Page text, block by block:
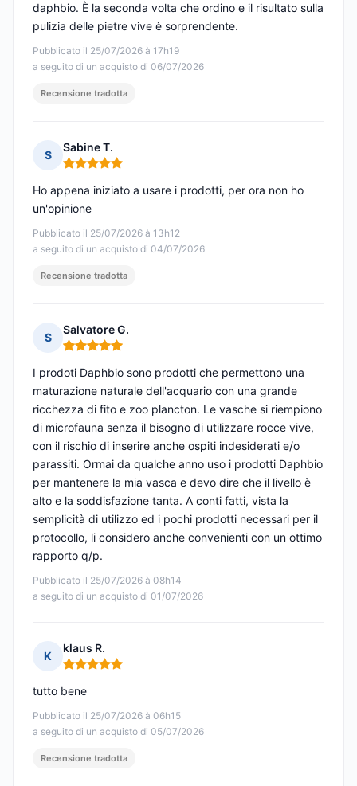
Pubblicato il 25/07/2026 à 17h19
a seguito di un acquisto di 06/07/2026
daphbio. È la seconda volta che ordino e il risultato sulla
pulizia delle pietre vive è sorprendente.
Recensione tradotta
S
Sabine T.
Nota: 5 su 5
Pubblicato il 25/07/2026 à 13h12
a seguito di un acquisto di 04/07/2026
Ho appena iniziato a usare i prodotti, per ora non ho
un'opinione
Recensione tradotta
S
Salvatore G.
Nota: 5 su 5
Pubblicato il 25/07/2026 à 08h14
a seguito di un acquisto di 01/07/2026
I prodoti Daphbio sono prodotti che permettono una
maturazione naturale dell'acquario con una grande
ricchezza di fito e zoo plancton. Le vasche si riempiono
di microfauna senza il bisogno di utilizzare rocce vive,
con il rischio di inserire anche ospiti indesiderati e/o
parassiti. Ormai da qualche anno uso i prodotti Daphbio
per mantenere la mia vasca e devo dire che il livello è
alto e la soddisfazione tanta. A conti fatti, vista la
semplicità di utilizzo ed i pochi prodotti necessari per il
protocollo, li considero anche convenienti con un ottimo
rapporto q/p.
K
klaus R.
Nota: 5 su 5
Pubblicato il 25/07/2026 à 06h15
a seguito di un acquisto di 05/07/2026
tutto bene
Recensione tradotta